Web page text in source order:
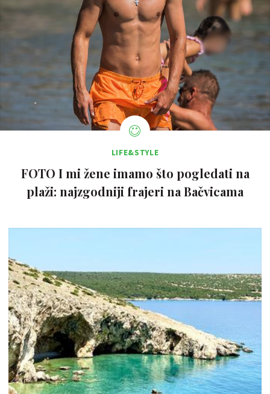
LIFE&STYLE
FOTO I mi žene imamo što pogledati na
plaži: najzgodniji frajeri na Bačvicama